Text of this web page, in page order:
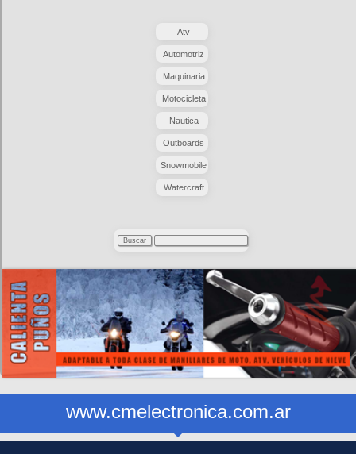
Atv
Automotriz
Maquinaria
Motocicleta
Nautica
Outboards
Snowmobile
Watercraft
www.cmelectronica.com.ar